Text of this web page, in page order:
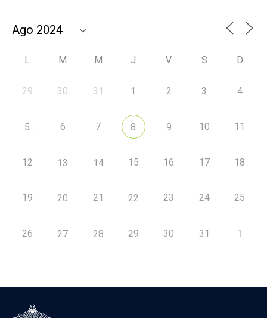
L M M J V S D
29 30 31 1 2 3 4
5 6 7 8 9 10 11
12 13 14 15 16 17 18
19 20 21 22 23 24 25
26 27 28 29 30 31 1